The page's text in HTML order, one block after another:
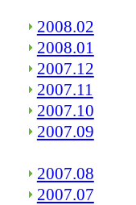
2008.02
2008.01
2007.12
2007.11
2007.10
2007.09
2007.08
2007.07